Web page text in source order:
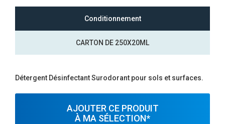
Conditionnement
CARTON DE 250X20ML
Détergent Désinfectant Surodorant pour sols et surfaces.
AJOUTER CE PRODUIT
À MA SÉLECTION*